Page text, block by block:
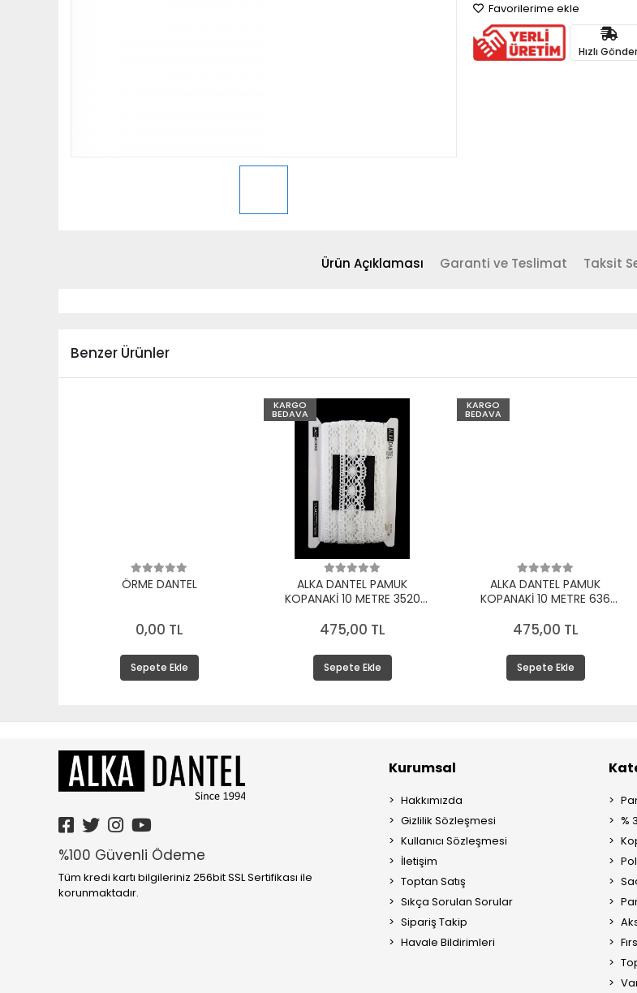
Favorilerime ekle
Hızlı
Ürün Açıklaması Garanti ve Teslimat Taksit
Benzer Ürünler
ÖRME DANTEL
0,00 TL
Sepete Ekle
KARGO
BEDAVA
ALKA DANTEL PAMUK
KOPANAKİ 10 METRE 3520
475,00 TL
Sepete Ekle
KARGO
BEDAVA
ALKA DANTEL PAMUK
KOPANAKİ 10 METRE 636
475,00 TL
Sepete Ekle
%100 Güvenli Ödeme
Tüm kredi kartı bilgileriniz 256bit SSL Sertifikası ile
korunmaktadır.
Kurumsal
Hakkımızda
Gizlilik Sözleşmesi
Kullanıcı Sözleşmesi
İletişim
Toptan Satış
Sıkça Sorulan Sorular
Sipariş Takip
Havale Bildirimleri
%